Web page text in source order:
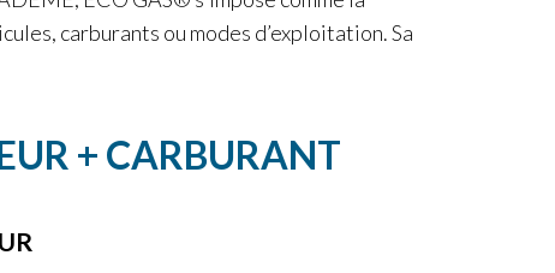
carburants ou modes d’exploitation. Sa
+ CARBURANT